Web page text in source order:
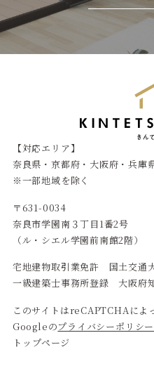
【対応エリア】
奈良県・京都府・大阪府・兵庫
※一部地域を除く
〒631-0034
奈良市学園南３丁目1番2号
（ル・シエル学園前南館2階）
宅地建物取引業免許 国土交通
一級建築士事務所登録 大阪府
このサイトはreCAPTCHAによ
Googleのプライバシーポリシー
トップページ